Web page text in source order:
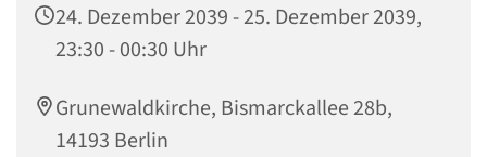
24. Dezember 2039 - 25. Dezember 2039,
23:30 - 00:30 Uhr
Grunewaldkirche, Bismarckallee 28b,
14193 Berlin